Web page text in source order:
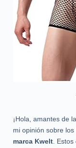
¡Hola, amantes de
mi opinión sobre los
marca Kwelt. Estos